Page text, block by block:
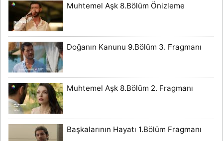
Muhtemel Aşk 8.Bölüm Önizleme
Doğanın Kanunu 9.Bölüm 3. Fragmanı
Muhtemel Aşk 8.Bölüm 2. Fragmanı
Başkalarının Hayatı 1.Bölüm Fragmanı